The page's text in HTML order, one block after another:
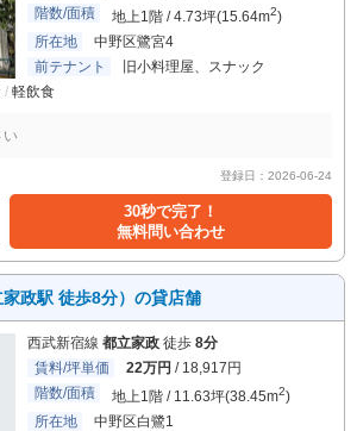
階数/面積
地上1階 / 4.73坪(15.64m2)
所在地
中野区鷺宮4
前テナント
旧小料理屋、スナック
軽飲食
い
登録日：2026-06-24
30秒で完了！
無料問い合わせ
政駅 徒歩8分）の貸店舗
西武新宿線 都立家政 徒歩 8分
賃料/坪単価
22万円 / 18,917円
階数/面積
地上1階 / 11.63坪(38.45m2)
所在地
中野区白鷺1